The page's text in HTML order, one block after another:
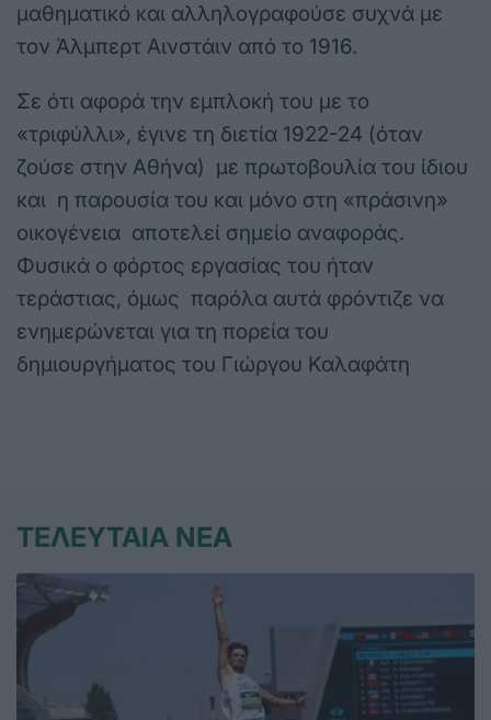
μαθηματικό και αλληλογραφούσε συχνά με
τον Άλμπερτ Αινστάιν από το 1916.
Σε ότι αφορά την εμπλοκή του με το
«τριφύλλι», έγινε τη διετία 1922-24 (όταν
ζούσε στην Αθήνα) με πρωτοβουλία του ίδιου
και η παρουσία του και μόνο στη «πράσινη»
οικογένεια αποτελεί σημείο αναφοράς.
Φυσικά ο φόρτος εργασίας του ήταν
τεράστιας, όμως παρόλα αυτά φρόντιζε να
ενημερώνεται για τη πορεία του
δημιουργήματος του Γιώργου Καλαφάτη
ΤΕΛΕΥΤΑΙΑ ΝΕΑ